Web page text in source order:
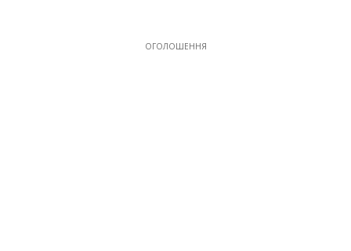
ОГОЛОШЕННЯ